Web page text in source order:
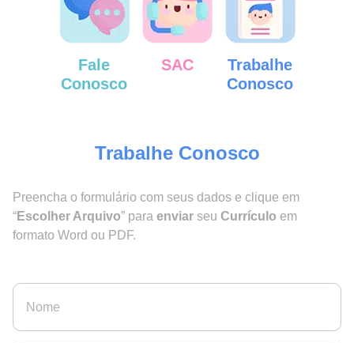
Fale
Conosco
SAC
Trabalhe
Conosco
Trabalhe Conosco
Preencha o formulário com seus dados e clique em
“Escolher Arquivo” para enviar seu Currículo em
formato Word ou PDF.